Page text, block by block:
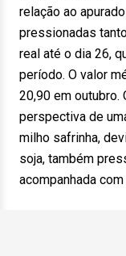
relação ao
pressionadas
real até o dia 26,
período. O valor
20,90 em outubro.
perspectiva de
milho safrinha,
soja, também
acompanhada